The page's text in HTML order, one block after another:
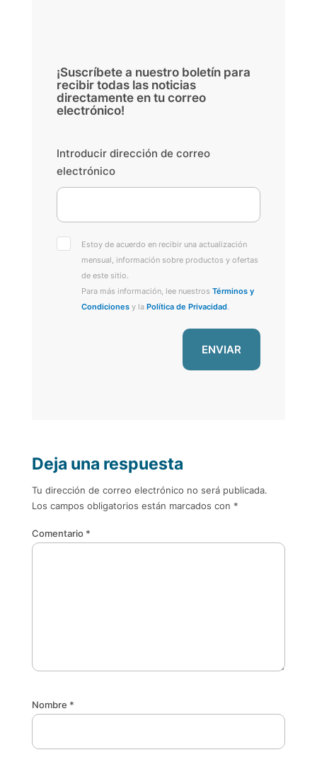
¡Suscríbete a nuestro boletín para
recibir todas las noticias
directamente en tu correo
electrónico!
Introducir dirección de correo
electrónico
Estoy de acuerdo en recibir una actualización
mensual, información sobre productos y ofertas
de este sitio.
Para más información, lee nuestros Términos y
Condiciones y la Política de Privacidad
Deja una respuesta
Tu dirección de correo electrónico no será publicada.
Los campos obligatorios están marcados con *
Comentario *
Nombre *